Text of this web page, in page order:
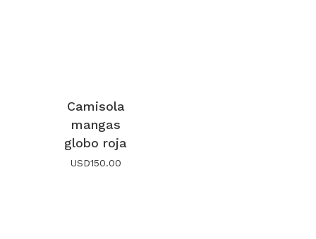
Camisola
mangas
globo roja
USD150.00